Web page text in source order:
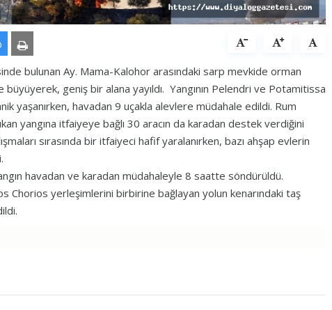
bulunan Ay. Mama-Kalohor arasındaki sarp mevkide orman
büyüyerek, geniş bir alana yayıldı. Yangının Pelendri ve Potamitissa
yaşanırken, havadan 9 uçakla alevlere müdahale edildi. Rum
yangına itfaiyeye bağlı 30 aracın da karadan destek verdiğini
sırasında bir itfaiyeci hafif yaralanırken, bazı ahşap evlerin
havadan ve karadan müdahaleyle 8 saatte söndürüldü.
Chorios yerleşimlerini birbirine bağlayan yolun kenarındaki taş